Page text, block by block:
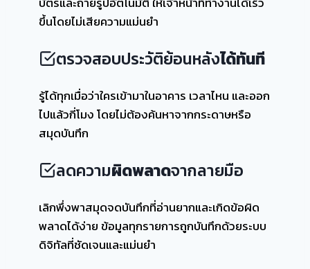
ขึ้นโดยไม่เสียความแม่นยำ
ตรวจสอบประวัติย้อนหลังได้ทันที
รู้ได้ทุกเมื่อว่าใครเข้ามาในอาคาร เวลาไหน และออก
ไปแล้วกี่โมง โดยไม่ต้องค้นหาจากกระดาษหรือ
สมุดบันทึก
ลดความผิดพลาดจากลายมือ
เลิกพึ่งพาสมุดจดบันทึกที่อ่านยากและเกิดข้อผิด
พลาดได้ง่าย ข้อมูลทุกรายการถูกบันทึกด้วยระบบ
ดิจิทัลที่ชัดเจนและแม่นยำ